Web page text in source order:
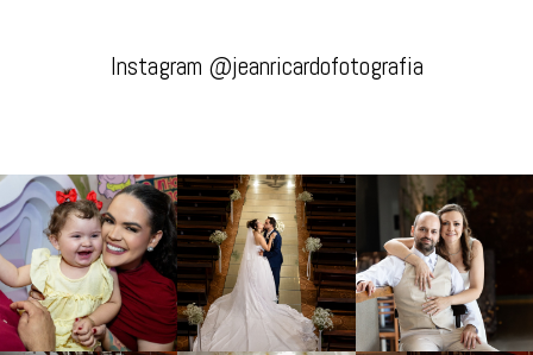
Instagram @jeanricardofotografia